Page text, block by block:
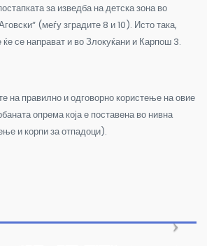
за изведба на детска зона во
(меѓу зградите 8 и 10). Исто така,
се направат и во Злокуќани и Карпош 3.
на правилно и одговорно користење на овие
опрема која е поставена во нивна
и корпи за отпадоци).